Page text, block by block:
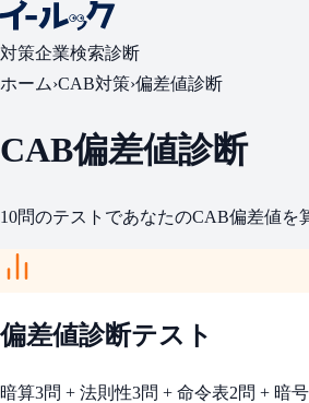
対策企業検索診断
ホーム›CAB対策›偏差値診断
CAB偏差値診断
10問のテストであなたのCAB偏差値を
偏差値診断テスト
暗算3問 + 法則性3問 + 命令表2問 + 暗